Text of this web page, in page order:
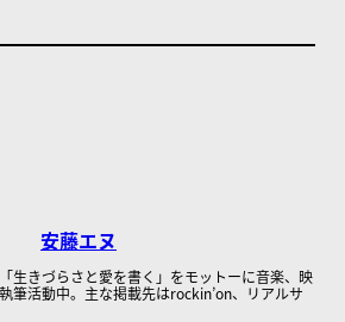
安藤エヌ
生きづらさと愛を書く」をモットーに音楽、映
筆活動中。主な掲載先はrockin’on、リアルサ